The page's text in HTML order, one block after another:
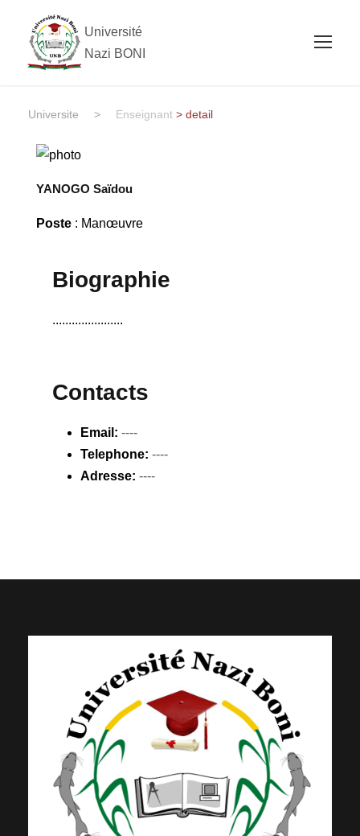
Université
Nazi BONI
Universite > Enseignant > detail
YANOGO Saïdou
Poste: Manœuvre
Biographie
......................
Contacts
Email: ----
Telephone: ----
Adresse: ----